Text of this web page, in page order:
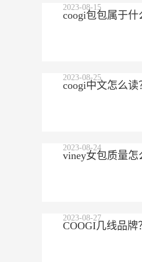
coogi包包属于什
2023-08-15
coogi中文怎么读
2023-08-25
viney女包质量怎
2023-08-24
COOGI几线品牌
2023-08-27